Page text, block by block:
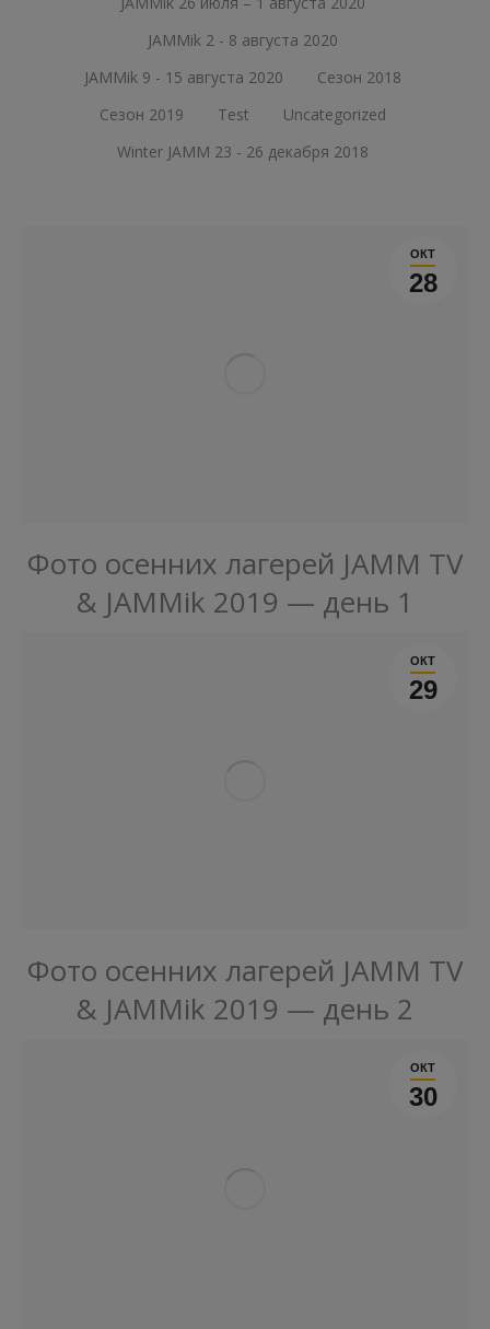
JAMMik 2 - 8 августа 2020
JAMMik 9 - 15 августа 2020
Сезон 2018
Сезон 2019
Test
Uncategorized
Winter JAMM 23 - 26 декабря 2018
ОКТ
28
Фото осенних лагерей JAMM TV
& JAMMik 2019 — день 1
ОКТ
29
Фото осенних лагерей JAMM TV
& JAMMik 2019 — день 2
ОКТ
30